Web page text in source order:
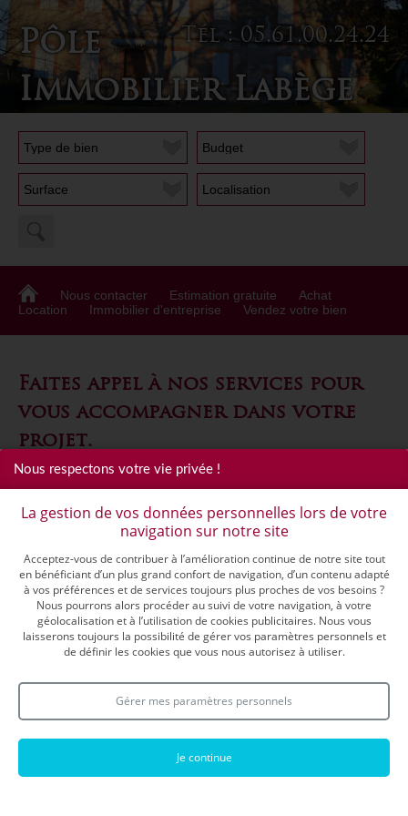
Tél : 05.61.00.24.24
Pôle
Immobilier Labège
Localisation
Nous contacter Estimation gratuite
Achat
Location
Immobilier d'entreprise Vendez votre bien
Faites appel à nos services pour
vous accompagner dans votre
projet.
Vous souhaitez VENDRE ou LOUER une maison, un
appartement, un terrain ou un local ?
Notre agence immobilière vous offre une évaluation gratuite et
confidentielle de votre bien immobilier.
Nous sommes membre du SIA 31
Les avantages du service inter agence
En signant un seul Mandat Multiple, l’ensemble des
agences membres du Service Inter Agences 31 travaillent
Une seule agence, un seul interlocuteur : véritable chef
d’orchestre, il coordonne la vente de votre bien
Votre bien est diffusé à l’ensemble des agences du SIA
Haute Garonne : c’est la garantie de toucher un maximum
d’acquéreurs potentiels.
Un délai de vente accéléré : la coopération entre agents
immobiliers réduit considérablement les délais de
Nous respectons votre vie privée !
La gestion de vos données personnelles lors de votre
navigation sur notre site
Acceptez-vous de contribuer à l’amélioration continue de notre site tout
en bénéficiant d’un plus grand confort de navigation, d’un contenu adapté
à vos préférences et de services toujours plus proches de vos besoins ?
Nous pourrons alors procéder au suivi de votre navigation, à votre
géolocalisation et à l’utilisation de cookies publicitaires. Nous vous
laisserons toujours la possibilité de gérer vos paramètres personnels et
de définir les cookies que vous nous autorisez à utiliser.
Gérer mes paramètres personnels
Je continue